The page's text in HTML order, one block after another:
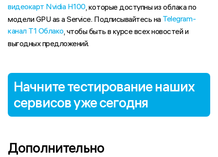
видеокарт Nvidia H100, которые доступны из облака по
модели GPU as a Service. Подписывайтесь на Telegram-
канал Т1 Облако, чтобы быть в курсе всех новостей и
выгодных предложений.
Для работы с ML и LLM
Для задач Computer Vision
Для создания игр и мультимедиа
Начните тестирование наших
сервисов уже сегодня
Дополнительно